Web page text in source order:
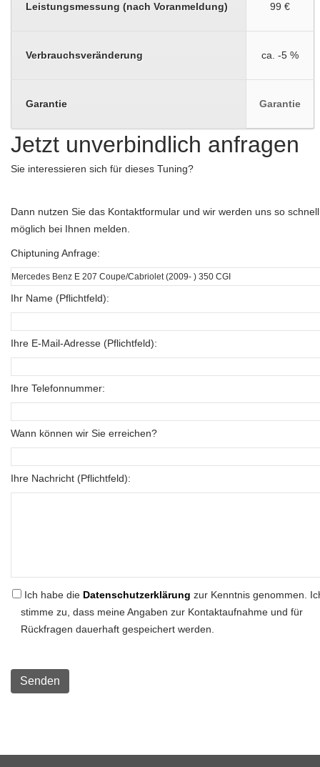
Leistungsmessung (nach Voranmeldung) 99 €
Verbrauchsveränderung ca. -5 %
Garantie Garantie
Jetzt unverbindlich anfragen
Sie interessieren sich für dieses Tuning?
Dann nutzen Sie das Kontaktformular und wir werden uns so
möglich bei Ihnen melden.
Chiptuning Anfrage:
Ihr Name (Pflichtfeld):
Ihre E-Mail-Adresse (Pflichtfeld):
Ihre Telefonnummer:
Wann können wir Sie erreichen?
Ihre Nachricht (Pflichtfeld):
Ich habe die Datenschutzerklärung zur Kenntnis genommen.
stimme zu, dass meine Angaben zur Kontaktaufnahme und für
Rückfragen dauerhaft gespeichert werden.